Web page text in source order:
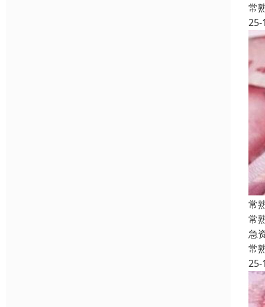
常
25-
常
常
急
常
25-